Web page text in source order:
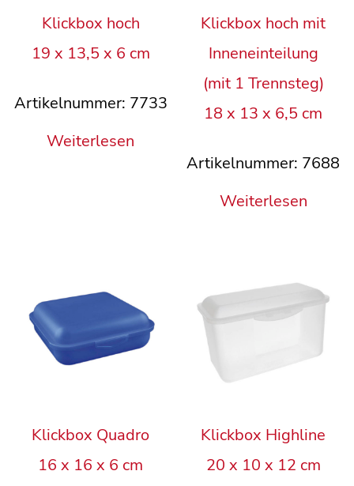
Klickbox hoch mit
Inneneinteilung
(mit 1 Trennsteg)
18 x 13 x 6,5 cm
Artikelnummer: 7688
Weiterlesen
Klickbox hoch
19 x 13,5 x 6 cm
Artikelnummer: 7733
Weiterlesen
Klickbox Highline
20 x 10 x 12 cm
Klickbox Quadro
16 x 16 x 6 cm